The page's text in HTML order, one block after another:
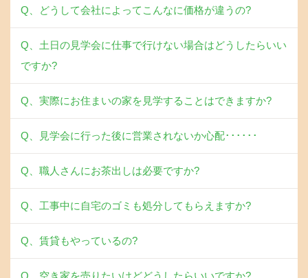
Q、どうして会社によってこんなに価格が違うの?
Q、土日の見学会に仕事で行けない場合はどうしたらいい
ですか?
Q、実際にお住まいの家を見学することはできますか?
Q、見学会に行った後に営業されないか心配･･････
Q、職人さんにお茶出しは必要ですか?
Q、工事中に自宅のゴミも処分してもらえますか?
Q、賃貸もやっているの?
Q、空き家を売りたいけどどうしたらいいですか?